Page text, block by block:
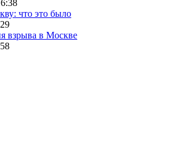
что это было
взрыва в Москве